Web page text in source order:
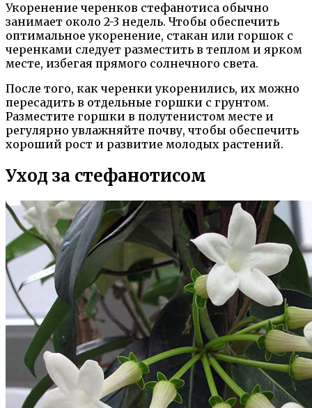
Укоренение черенков стефанотиса обычно
занимает около 2-3 недель. Чтобы обеспечить
оптимальное укоренение, стакан или горшок с
черенками следует разместить в теплом и ярком
месте, избегая прямого солнечного света.
После того, как черенки укоренились, их можно
пересадить в отдельные горшки с грунтом.
Разместите горшки в полутенистом месте и
регулярно увлажняйте почву, чтобы обеспечить
хороший рост и развитие молодых растений.
Уход за стефанотисом